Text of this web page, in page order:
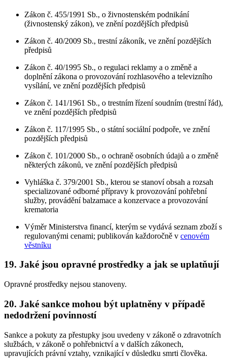
Zákon č. 455/1991 Sb., o živnostenském podnikání
(živnostenský zákon), ve znění pozdějších předpisů
Zákon č. 40/2009 Sb., trestní zákoník, ve znění pozdějších
předpisů
Zákon č. 40/1995 Sb., o regulaci reklamy a o změně a
doplnění zákona o provozování rozhlasového a televizního
vysílání, ve znění pozdějších předpisů
Zákon č. 141/1961 Sb., o trestním řízení soudním (trestní řád),
ve znění pozdějších předpisů
Zákon č. 117/1995 Sb., o státní sociální podpoře, ve znění
pozdějších předpisů
Zákon č. 101/2000 Sb., o ochraně osobních údajů a o změně
některých zákonů, ve znění pozdějších předpisů
Vyhláška č. 379/2001 Sb., kterou se stanoví obsah a rozsah
specializované odborné přípravy k provozování pohřební
služby, provádění balzamace a konzervace a provozování
krematoria
Výměr Ministerstva financí, kterým se vydává seznam zboží s
regulovanými cenami; publikován každoročně v cenovém
věstníku
19. Jaké jsou opravné prostředky a jak se uplatňují
Opravné prostředky nejsou stanoveny.
20. Jaké sankce mohou být uplatněny v případě
nedodržení povinností
Sankce a pokuty za přestupky jsou uvedeny v zákoně o zdravotních
službách, v zákoně o pohřebnictví a v dalších zákonech,
upravujících právní vztahy, vznikající v důsledku smrti člověka.